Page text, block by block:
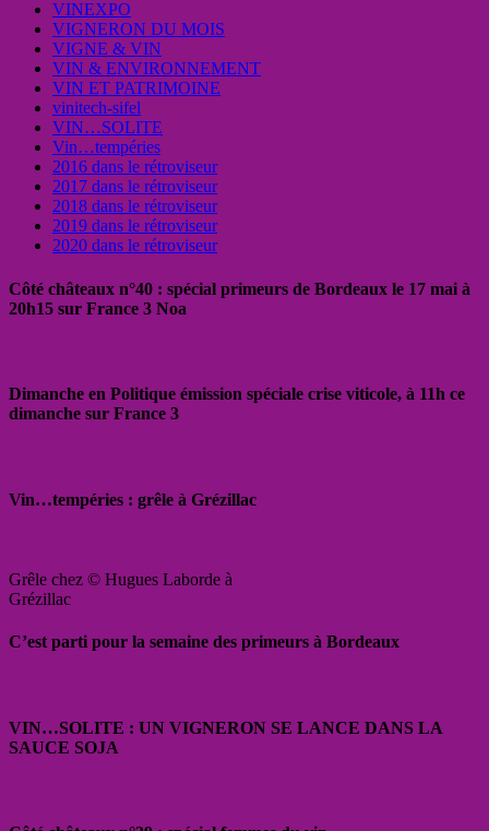
VINEXPO
VIGNERON DU MOIS
VIGNE & VIN
VIN & ENVIRONNEMENT
VIN ET PATRIMOINE
vinitech-sifel
VIN…SOLITE
Vin…tempéries
2016 dans le rétroviseur
2017 dans le rétroviseur
2018 dans le rétroviseur
2019 dans le rétroviseur
2020 dans le rétroviseur
Côté châteaux n°40 : spécial primeurs de Bordeaux le 17 mai à
20h15 sur France 3 Noa
Dimanche en Politique émission spéciale crise viticole, à 11h ce
dimanche sur France 3
Vin…tempéries : grêle à Grézillac
Grêle chez © Hugues Laborde à
Grézillac
C’est parti pour la semaine des primeurs à Bordeaux
VIN…SOLITE : UN VIGNERON SE LANCE DANS LA
SAUCE SOJA